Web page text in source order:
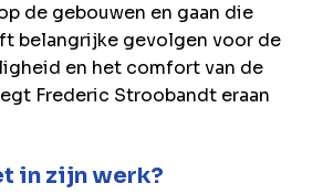
de gebouwen en gaan die
belangrijke gevolgen voor de
en het comfort van de
Frederic Stroobandt eraan
in zijn werk?